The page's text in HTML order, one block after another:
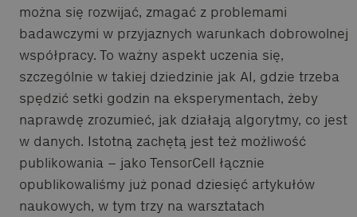
można się rozwijać, zmagać z problemami
badawczymi w przyjaznych warunkach dobrowolnej
współpracy. To ważny aspekt uczenia się,
szczególnie w takiej dziedzinie jak AI, gdzie trzeba
spędzić setki godzin na eksperymentach, żeby
naprawdę zrozumieć, jak działają algorytmy, co jest
w danych. Istotną zachętą jest też możliwość
publikowania – jako TensorCell łącznie
opublikowaliśmy już ponad dziesięć artykułów
naukowych, w tym trzy na warsztatach